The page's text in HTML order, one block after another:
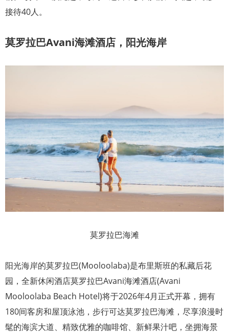
接待40人。
莫罗拉巴Avani海滩酒店，阳光海岸
莫罗拉巴海滩
阳光海岸的莫罗拉巴(Mooloolaba)是布里斯班的私藏后花
园，全新休闲酒店莫罗拉巴Avani海滩酒店(Avani
Mooloolaba Beach Hotel)将于2026年4月正式开幕，拥有
180间客房和屋顶泳池，步行可达莫罗拉巴海滩，尽享浪漫时
髦的海滨大道、精致优雅的咖啡馆、新鲜果汁吧，坐拥海景